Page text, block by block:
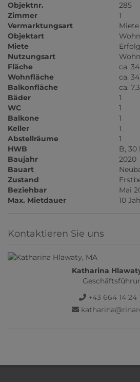
Objektnr.
285
Zimmer
1
Vermarktungsart
Miete
Objektart
Miete
Nutzungsart
Fläche
ca.
Wohnfläche ca.
Balkonfläche ca.
Bäder
1
WC
1
Balkone
1
Keller
1
Abstellräume
1
HWB
B,
Baujahr
2020
Bauart
Zustand
Beziehbar
Mai
Max. Mietdauer
10
Kontaktieren Sie uns
Katharina
+43 664 14 24